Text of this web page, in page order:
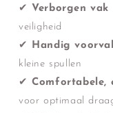
✔ Verborgen vak
veiligheid
✔
Handig
kleine spullen
✔Comfortabele,
voor optimaal